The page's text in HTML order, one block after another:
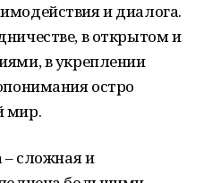
и диалога.
в открытом и
в укреплении
остро
мир.
– сложная и